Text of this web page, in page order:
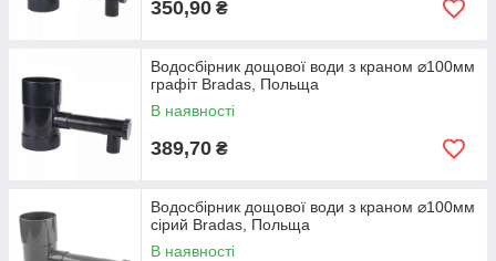
350,90 ₴
Водосбірник дощової води з краном ⌀100мм
графіт Bradas, Польща
В наявності
389,70 ₴
Водосбірник дощової води з краном ⌀100мм
сірий Bradas, Польща
В наявності